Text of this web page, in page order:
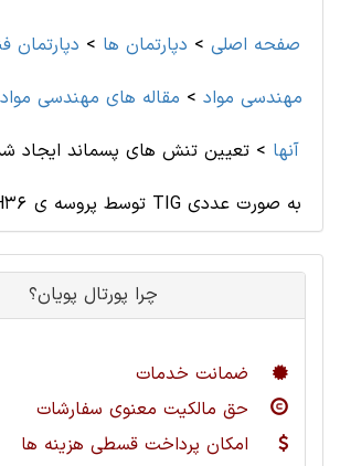
صفحه اصلی > دپارتمان ها >
مهندسی مواد > مقاله های مهندسی
آنها > تعیین تنش های پسماند ایجاد
فولاد ASTM AH36 توسط پروسه ی TIG به صورت عددی
چرا پورتال پویان؟
ضمانت خدمات
حق مالکیت معنوی سفارشات
امکان پرداخت قسطی هزینه ها